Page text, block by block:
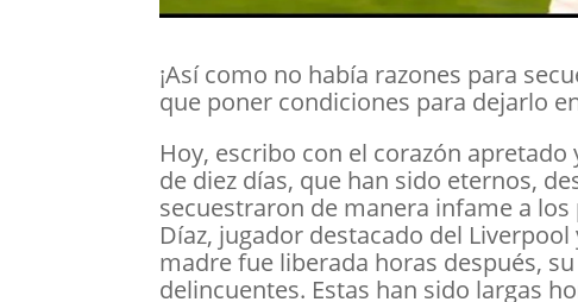
¡Así como no había razones para
que poner condiciones para dejarlo
Hoy, escribo con el corazón
de diez días, que han sido eternos,
secuestraron de manera infame a
Díaz, jugador destacado del
madre fue liberada horas después,
delincuentes. Estas han sido largas